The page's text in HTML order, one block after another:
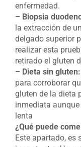
enfermedad.
– Biopsia
la extracción de
delgado superior
realizar esta
retirado el gluten
– Dieta sin gluten:
para corroborar
gluten de la dieta
inmediata
lenta
¿Qué puede
Este apartado, es